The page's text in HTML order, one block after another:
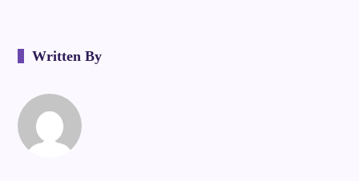
Written By